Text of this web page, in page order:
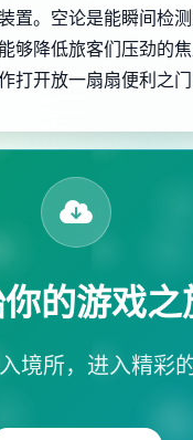
置。空论是能瞬间检
够降低旅客们压劲的
打开放一扇扇便利之门
的游戏之
境所，进入精彩